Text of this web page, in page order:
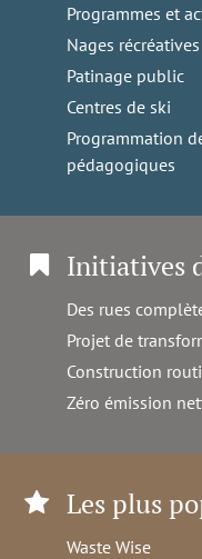
Programmes et
Nages récréatives
Patinage public
Centres de ski
Programmation
pédagogiques
Initiatives
Des rues
Projet de
Construction
Zéro émission
Les plus
Waste Wise